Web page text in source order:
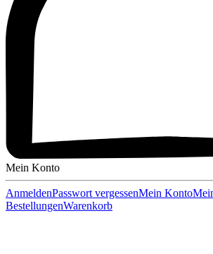
Mein Konto
AnmeldenPasswort vergessenMein Konto
BestellungenWarenkorb